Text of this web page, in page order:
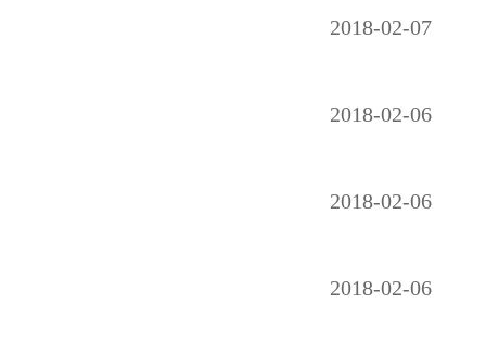
2018-02-07
2018-02-06
2018-02-06
2018-02-06